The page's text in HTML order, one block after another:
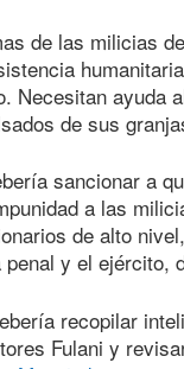
de las milicias
Necesitan ayuda
de sus
sancionar a
a las
de alto
y el ejército,
recopilar
Fulani y